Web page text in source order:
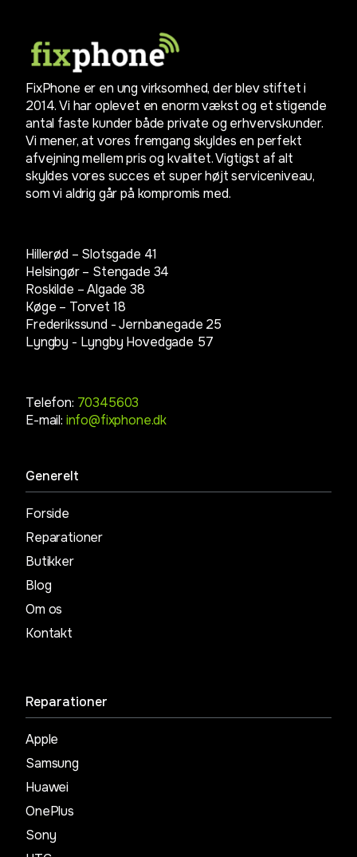
FixPhone er en ung virksomhed, der blev stiftet i
2014. Vi har oplevet en enorm vækst og et stigende
antal faste kunder både private og erhvervskunder.
Vi mener, at vores fremgang skyldes en perfekt
afvejning mellem pris og kvalitet. Vigtigst af alt
skyldes vores succes et super højt serviceniveau,
som vi aldrig går på kompromis med.
Hillerød – Slotsgade 41
Helsingør – Stengade 34
Roskilde – Algade 38
Køge – Torvet 18
Frederikssund - Jernbanegade 25
Lyngby - Lyngby Hovedgade 57
Telefon: 70345603
E-mail: info@fixphone.dk
Generelt
Forside
Reparationer
Butikker
Blog
Om os
Kontakt
Reparationer
Apple
Samsung
Huawei
OnePlus
Sony